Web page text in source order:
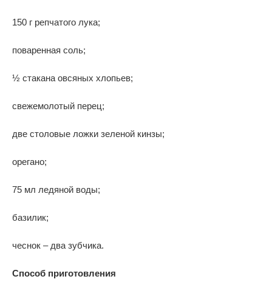
150 г репчатого лука;
поваренная соль;
½ стакана овсяных хлопьев;
свежемолотый перец;
две столовые ложки зеленой кинзы;
орегано;
75 мл ледяной воды;
базилик;
чеснок – два зубчика.
Способ приготовления